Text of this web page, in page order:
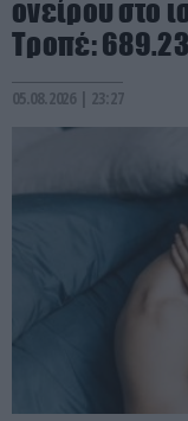
ονείρου στο
Τροπέ:
05.08.2026 | 23:27